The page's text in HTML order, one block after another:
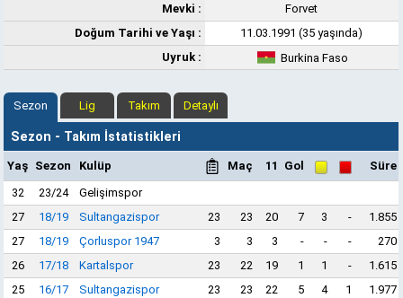
Mevki :
Forvet
Doğum Tarihi ve Yaşı :
11.03.1991 (35 yaşında)
Uyruk :
Burkina Faso
Sezon Lig Takım Detaylı
Sezon - Takım İstatistikleri
Yaş Sezon Kulüp Maç 11 Gol
Süre
32
23/24
Gelişimspor
27
18/19 Sultangazispor 23 23 20 7 3 -
1.855
27
18/19 Çorluspor 1947 3 3 3 - - -
270
26
17/18 Kartalspor 23 22 19 1 1 -
1.615
25
16/17 Sultangazispor 23 23 22 5 4 1
1.977